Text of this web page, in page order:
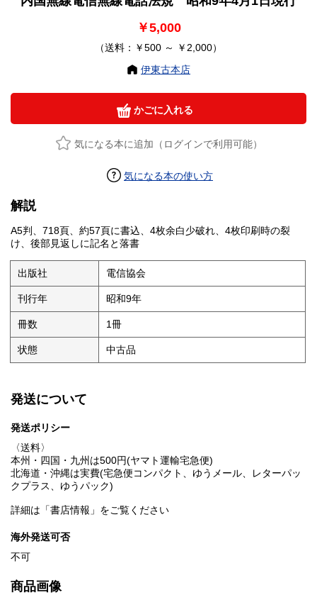
￥5,000
（送料：￥500 ～ ￥2,000）
伊東古本店
かごに入れる
気になる本に追加（ログインで利用可能）
気になる本の使い方
解説
A5判、718頁、約57頁に書込、4枚余白少破れ、4枚印刷時の裂
け、後部見返しに記名と落書
出版社 電信協会
刊行年 昭和9年
冊数 1冊
状態 中古品
発送について
発送ポリシー
〈送料〉
本州・四国・九州は500円(ヤマト運輸宅急便)
北海道・沖縄は実費(宅急便コンパクト、ゆうメール、レターパッ
クプラス、ゆうパック)
詳細は「書店情報」をご覧ください
海外発送可否
不可
商品画像